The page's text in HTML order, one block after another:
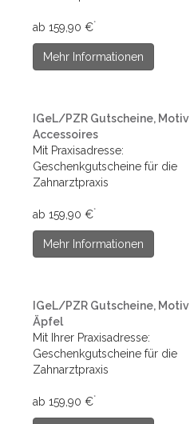
ab 159,90 €*
Mehr Informationen
IGeL/PZR Gutscheine, Motiv
Accessoires
Mit Praxisadresse:
Geschenkgutscheine für die
Zahnarztpraxis
ab 159,90 €*
Mehr Informationen
IGeL/PZR Gutscheine, Motiv
Äpfel
Mit Ihrer Praxisadresse:
Geschenkgutscheine für die
Zahnarztpraxis
ab 159,90 €*